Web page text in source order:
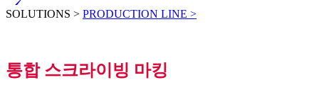
SOLUTIONS > PRODUCTION LINE >
통합 스크라이빙 마킹